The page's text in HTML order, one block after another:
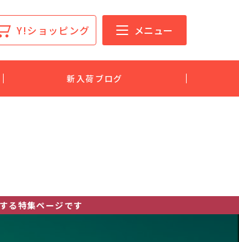
Y!ショッピング メニュー
新入荷ブログ
す